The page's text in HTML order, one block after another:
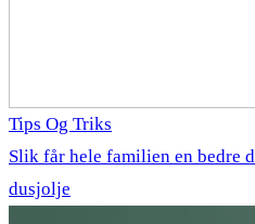
Tips Og Triks
Slik får hele familien en bedre
dusjolje